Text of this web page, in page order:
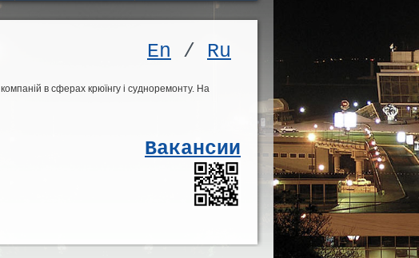
En / Ru
в сферах крюїнгу і судноремонту. На
Вакансии